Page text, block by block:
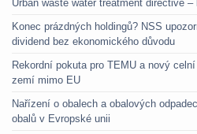
Urban waste water treatment directive
Konec prázdných holdingů? NSS
dividend bez ekonomického důvodu
Rekordní pokuta pro TEMU a nový
zemí mimo EU
Nařízení o obalech a obalových
obalů v Evropské unii